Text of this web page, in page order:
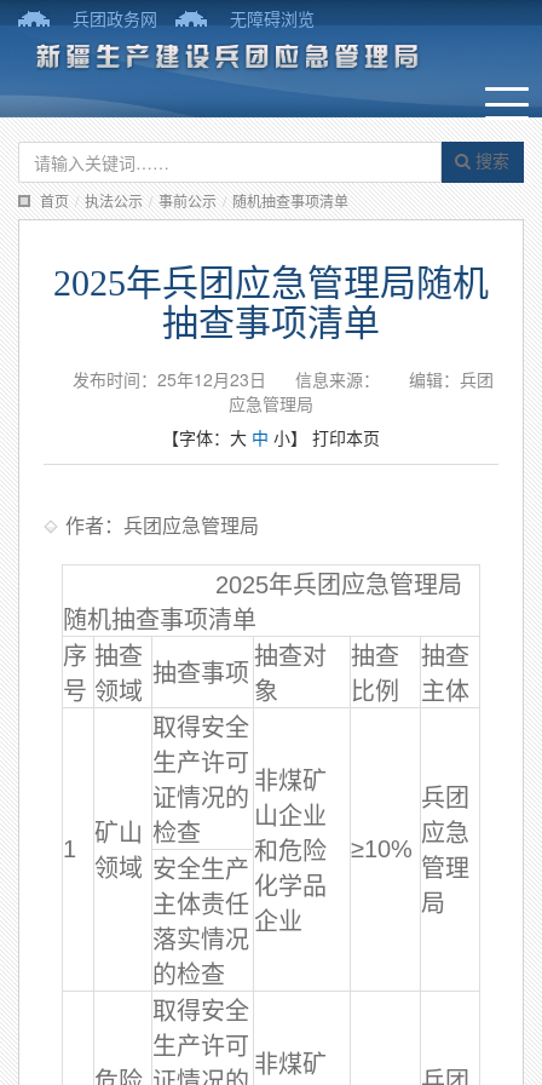
兵团政务网 无障碍浏览
搜索
首页 / 执法公示 / 事前公示 / 随机抽查事项清单
2025年兵团应急管理局随机
抽查事项清单
发布时间：25年12月23日 信息来源：
编辑：兵团
应急管理局
【字体： 大 中 小】 打印本页
作者：兵团应急管理局
2025年兵团应急管理局
随机抽查事项清单
序
号
抽查
领域
抽查事项
抽查对
象
抽查
比例
抽查
主体
1
矿山
领域
取得安全
生产许可
证情况的
检查
非煤矿
山企业
和危险
化学品
企业
≥10%
兵团
应急
管理
局
安全生产
主体责任
落实情况
的检查
取得安全
生产许可
非煤矿